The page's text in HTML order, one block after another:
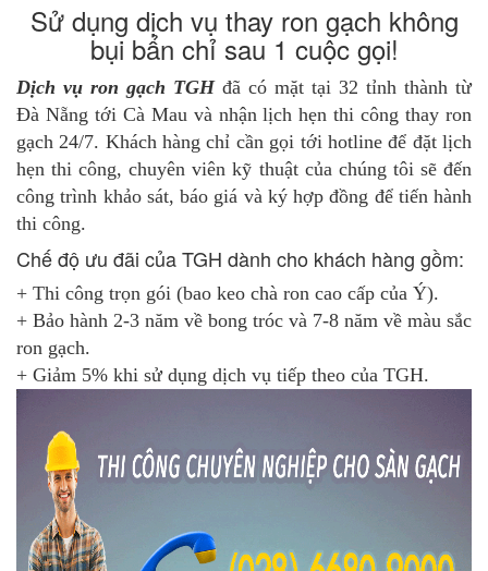
Sử dụng dịch vụ thay ron gạch không
bụi bẩn chỉ sau 1 cuộc gọi!
Dịch vụ ron gạch TGHđã có mặt tại 32 tỉnh thành từ
Đà Nẵng tới Cà Mau và nhận lịch hẹn thi công thay ron
gạch 24/7. Khách hàng chỉ cần gọi tới hotline để đặt lịch
hẹn thi công, chuyên viên kỹ thuật của chúng tôi sẽ đến
công trình khảo sát, báo giá và ký hợp đồng để tiến hành
thi công.
Chế độ ưu đãi của TGH dành cho khách hàng gồm:
+ Thi công trọn gói (bao keo chà ron cao cấp của Ý).
+ Bảo hành 2-3 năm về bong tróc và 7-8 năm về màu sắc
ron gạch.
+ Giảm 5% khi sử dụng dịch vụ tiếp theo của TGH.